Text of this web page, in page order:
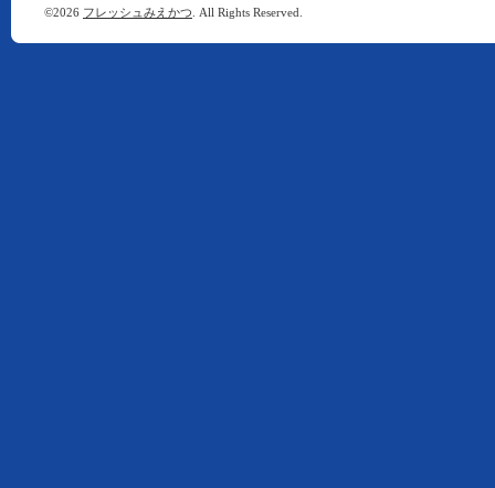
©2026 フレッシュみえかつ . All Rights Reserved.